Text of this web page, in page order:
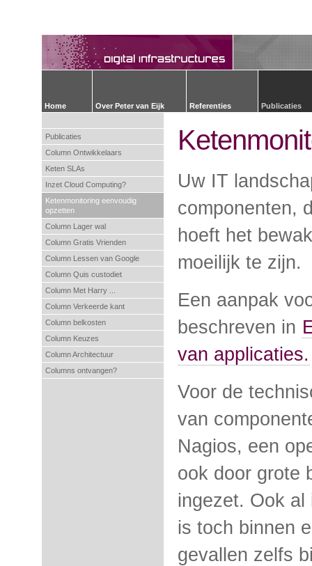
Home Over Peter van Eijk Referenties Publicaties
Publicaties
Column Ontwikkelaars
Keten SLAs
Inzet Cloud Computing?
Ketenmonitoring eenvoudig
opzetten
Column Lager wal
Column Gratis Vrienden
Column Lessen van Google
Column Quis custodiet
Column Met Harry ...
Column Verkeerde kant
Column belkosten
Column Keuzes
Column Architectuur
Columns ontvangen?
Uw IT
componenten,
hoeft het
moeilijk te zijn.
Een aanpak
beschreven in
van applicaties.
Voor de
van
Nagios, een
ook door grote
ingezet. Ook
is toch binnen
gevallen zelfs